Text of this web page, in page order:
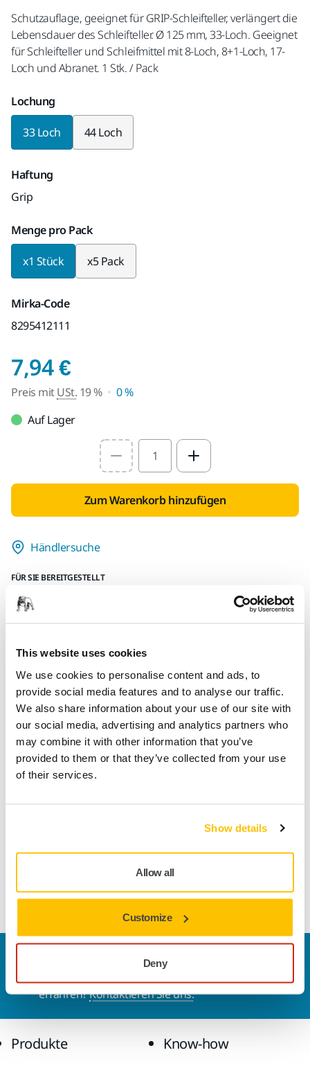
This website uses cookies
We use cookies to personalise content and ads, to
provide social media features and to analyse our traffic.
We also share information about your use of our site with
our social media, advertising and analytics partners who
may combine it with other information that you’ve
provided to them or that they’ve collected from your use
of their services.
Show details
Allow all
Customize
Deny
Schutzauflage, geeignet für GRIP-Schleifteller, verlängert die
Lebensdauer des Schleifteller. Ø 125 mm, 33-Loch. Geeignet
für Schleifteller und Schleifmittel mit 8-Loch, 8+1-Loch, 17-
Loch und Abranet. 1 Stk. / Pack
Lochung
33 Loch 44 Loch
Haftung
Grip
Menge pro Pack
x1 Stück x5 Pack
Mirka-Code
8295412111
7,94 €Preis mit USt. 19 %
Preis mitUSt. 19 %
0 %
Auf Lager
Select quantity value
Zum Warenkorb hinzufügen
Händlersuche
FÜR SIE BEREITGESTELLT
Sendungsverfolgung
Produktinformationen
Technische Eigenschaften
Lebensdauer des Schleifteller. Ø 125 mm, 33-Loch. Geeignet
für Schleifteller und Schleifmittel mit 8-Loch, 8+1-Loch, 17-
Loch und Abranet. 1 Stk. / Pack
erfahren?Kontaktieren Sie uns.
Produkte Know-how